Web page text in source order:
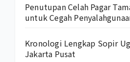
Penutupan Celah Pagar
untuk Cegah
Kronologi Lengkap Sopir
Jakarta Pusat